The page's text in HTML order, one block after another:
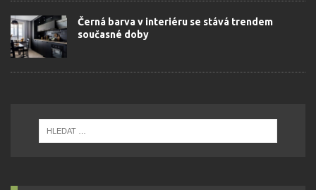
Černá barva v interiéru se stává trendem
současné doby